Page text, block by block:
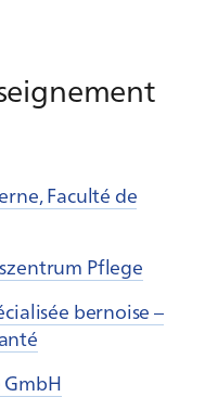
Faculté de
Pflege
bernoise –